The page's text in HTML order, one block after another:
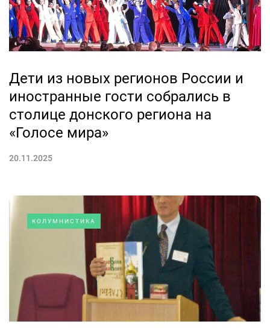
Дети из новых регионов России и
иностранные гости собрались в
столице донского региона на
«Голосе мира»
20.11.2025
КОЛУМНИСТИКА